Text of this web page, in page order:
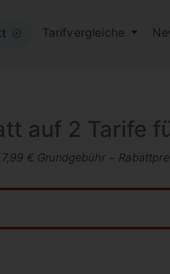
⦿ Tarifvergleiche
auf 2 Tarife
€ Grundgebühr −